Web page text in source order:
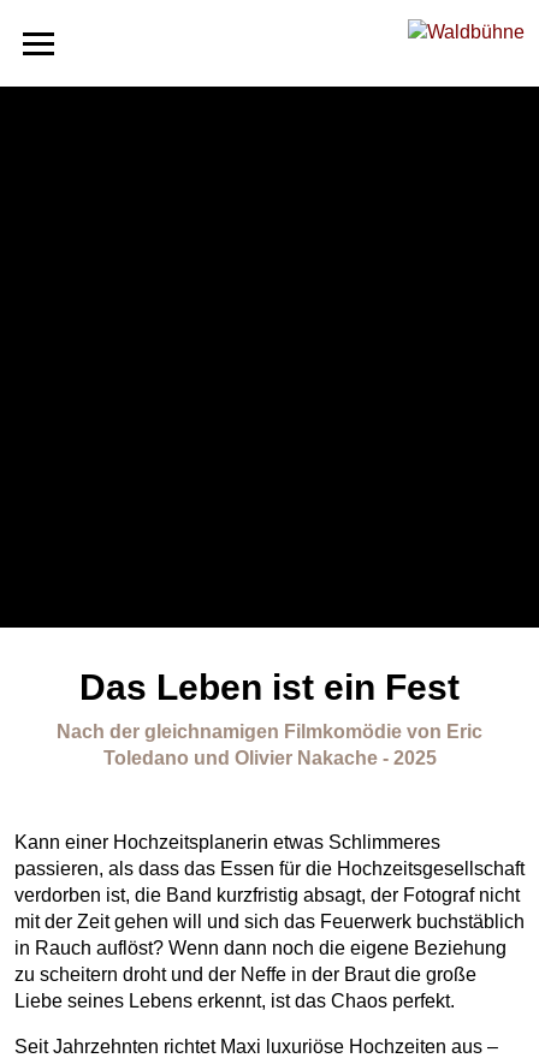
Das Leben ist ein Fest
Nach der gleichnamigen Filmkomödie von Eric
Toledano und Olivier Nakache - 2025
Kann einer Hochzeitsplanerin etwas Schlimmeres
passieren, als dass das Essen für die Hochzeitsgesellschaft
verdorben ist, die Band kurzfristig absagt, der Fotograf nicht
mit der Zeit gehen will und sich das Feuerwerk buchstäblich
in Rauch auflöst? Wenn dann noch die eigene Beziehung
zu scheitern droht und der Neffe in der Braut die große
Liebe seines Lebens erkennt, ist das Chaos perfekt.
Seit Jahrzehnten richtet Maxi luxuriöse Hochzeiten aus –